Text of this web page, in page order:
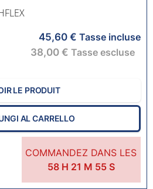
COMMANDEZ DANS LES
58H 21 M 54 S
45,60 € Tasse incluse
38,00 € Tasse escluse
LE PRODUIT
AL CARRELLO